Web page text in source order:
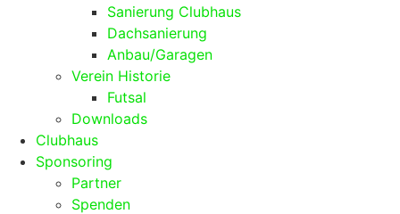
Sanierung Clubhaus
Dachsanierung
Anbau/Garagen
Verein Historie
Futsal
Downloads
Clubhaus
Sponsoring
Partner
Spenden